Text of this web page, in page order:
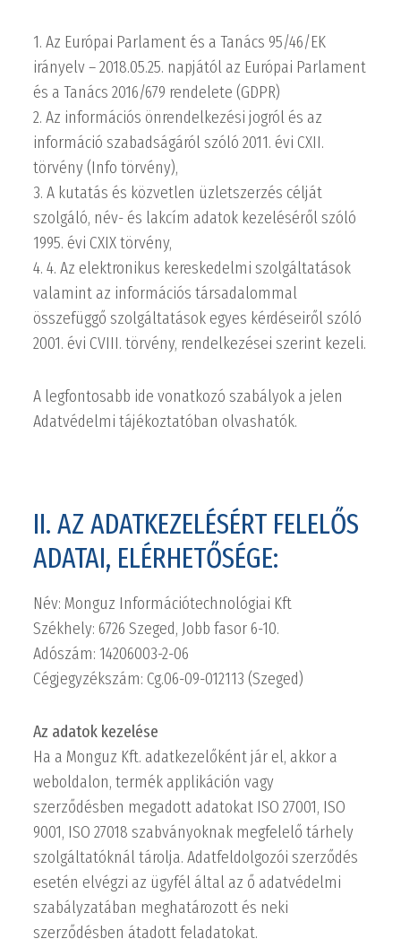
1. Az Európai Parlament és a Tanács 95/46/EK
irányelv – 2018.05.25. napjától az Európai Parlament
és a Tanács 2016/679 rendelete (GDPR)
2. Az információs önrendelkezési jogról és az
információ szabadságáról szóló 2011. évi CXII.
törvény (Info törvény),
3. A kutatás és közvetlen üzletszerzés célját
szolgáló, név- és lakcím adatok kezeléséről szóló
1995. évi CXIX törvény,
4. 4. Az elektronikus kereskedelmi szolgáltatások
valamint az információs társadalommal
összefüggő szolgáltatások egyes kérdéseiről szóló
2001. évi CVIII. törvény, rendelkezései szerint kezeli.
A legfontosabb ide vonatkozó szabályok a jelen
Adatvédelmi tájékoztatóban olvashatók.
II. AZ ADATKEZELÉSÉRT FELELŐS
ADATAI, ELÉRHETŐSÉGE:
Név: Monguz Információtechnológiai Kft
Székhely: 6726 Szeged, Jobb fasor 6-10.
Adószám: 14206003-2-06
Cégjegyzékszám: Cg.06-09-012113 (Szeged)
Az adatok kezelése
Ha a Monguz Kft. adatkezelőként jár el, akkor a
weboldalon, termék applikáción vagy
szerződésben megadott adatokat ISO 27001, ISO
9001, ISO 27018 szabványoknak megfelelő tárhely
szolgáltatóknál tárolja. Adatfeldolgozói szerződés
esetén elvégzi az ügyfél által az ő adatvédelmi
szabályzatában meghatározott és neki
szerződésben átadott feladatokat.